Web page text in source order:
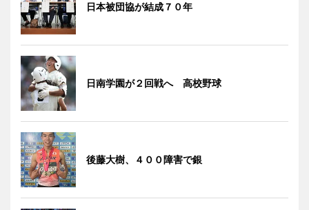
日本被団協が結成７０年
日南学園が２回戦へ 高校野球
後藤大樹、４００障害で銀